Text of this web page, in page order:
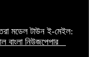
মডেল টাউন ই-মেইল:
বাংলা নিউজপেপার